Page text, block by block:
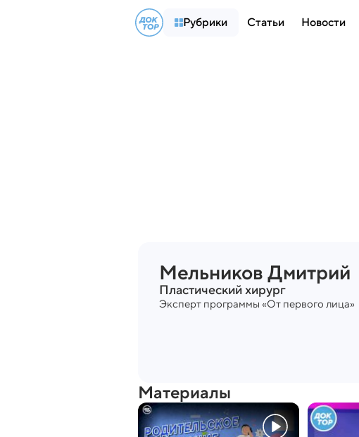
Рубрики Статьи Новости
МельниковДмитрий
Пластический хирург
Эксперт программы «От первого лица»
Материалы